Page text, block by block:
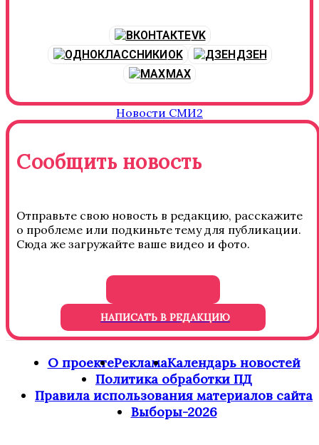
VK
OK
ДЗЕН
MAX
Новости СМИ2
Сообщить новость
Отправьте свою новость в редакцию, расскажите
о проблеме или подкиньте тему для публикации.
Сюда же загружайте ваше видео и фото.
НАПИСАТЬ В РЕДАКЦИЮ
О проектеРекламаКалендарь новостей
Политика обработки ПД
Правила использования материалов сайта
Выборы-2026